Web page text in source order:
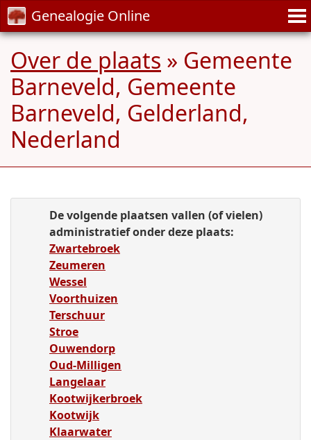
Genealogie Online
Over de plaats » Gemeente
Barneveld, Gemeente
Barneveld, Gelderland,
Nederland
De volgende plaatsen vallen (of vielen)
administratief onder deze plaats:
Zwartebroek
Zeumeren
Wessel
Voorthuizen
Terschuur
Stroe
Ouwendorp
Oud-Milligen
Langelaar
Kootwijkerbroek
Kootwijk
Klaarwater